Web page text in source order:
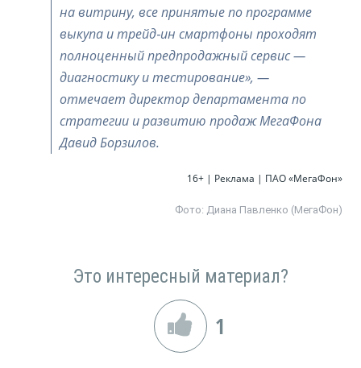
на витрину, все принятые по программе
выкупа и трейд‑ин смартфоны проходят
полноценный предпродажный сервис —
диагностику и тестирование», —
отмечает директор департамента по
стратегии и развитию продаж МегаФона
Давид Борзилов.
16+ | Реклама | ПАО «МегаФон»
Фото: Диана Павленко (МегаФон)
Это интересный материал?
1